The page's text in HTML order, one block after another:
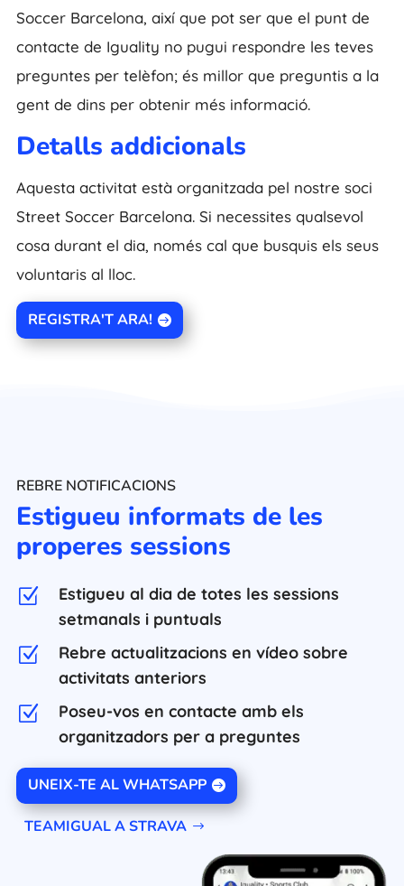
Soccer Barcelona, així que pot ser que el punt de
contacte de Iguality no pugui respondre les teves
preguntes per telèfon; és millor que preguntis a la
gent de dins per obtenir més informació.
Detalls addicionals
Aquesta activitat està organitzada pel nostre soci
Street Soccer Barcelona. Si necessites qualsevol
cosa durant el dia, només cal que busquis els seus
voluntaris al lloc.
REGISTRA'T ARA!
REBRE NOTIFICACIONS
Estigueu informats de les
properes sessions
Z
Estigueu al dia de totes les sessions
setmanals i puntuals
Z
Rebre actualitzacions en vídeo sobre
activitats anteriors
Z
Poseu-vos en contacte amb els
organitzadors per a preguntes
UNEIX-TE AL WHATSAPP
TEAMIGUAL A STRAVA